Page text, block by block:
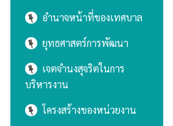
อำนาจหน้าที่ของเทศบาล
ยุทธศาสตร์การพัฒนา
เจตจำนงสุจริตในการ
บริหารงาน
โครงสร้างของหน่วยงาน